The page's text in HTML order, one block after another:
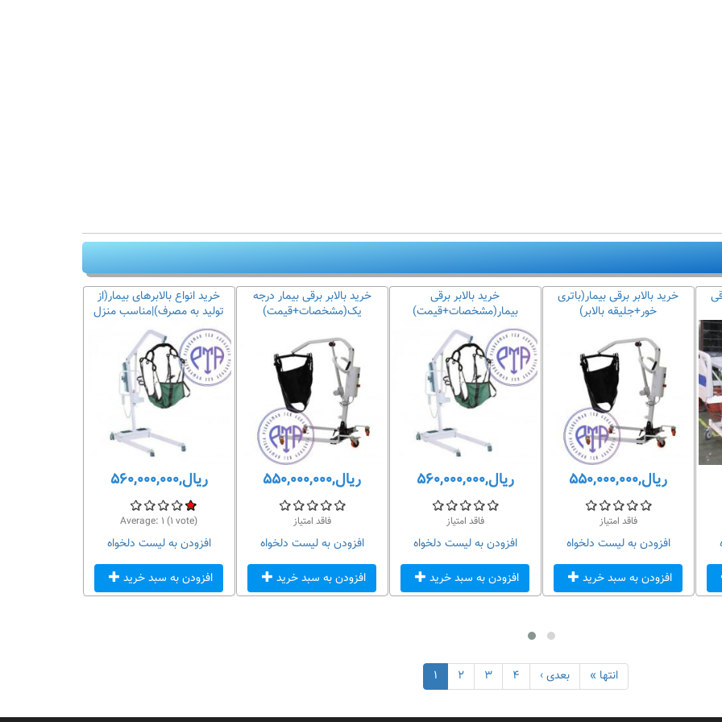
خرید انواع بالابرهای بیمار(از
تولید به مصرف)|مناسب منزل
ریال,۵۶۰,۰۰۰,۰۰۰
Average: ۱ (۱ vote)
افزودن به لیست دلخواه
افزودن به سبد خرید
خرید بالابر برقی بیمار درجه
یک(مشخصات+قیمت)
ریال,۵۵۰,۰۰۰,۰۰۰
فاقد امتیاز
افزودن به لیست دلخواه
افزودن به سبد خرید
خرید بالابر برقی
بیمار(مشخصات+قیمت)
ریال,۵۶۰,۰۰۰,۰۰۰
فاقد امتیاز
افزودن به لیست دلخواه
افزودن به سبد خرید
خرید بالابر برقی بیمار(باتری
خور+جلیقه بالابر)
ریال,۵۵۰,۰۰۰,۰۰۰
فاقد امتیاز
افزودن به لیست دلخواه
افزودن به سبد خرید
۱ ۲ ۳ ۴ بعدی › انتها »